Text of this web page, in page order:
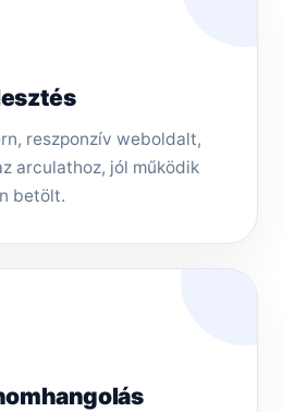
reszponzív weboldalt,
arculathoz, jól működik
betölt.